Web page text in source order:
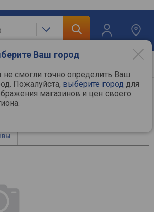
Ваш город
смогли точно определить Ваш
Пожалуйста, выберите город для
магазинов и цен своего
/Проекционное
Проекторы
ZenBeam E2